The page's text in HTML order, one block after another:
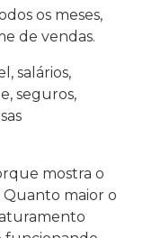
os meses,
de vendas.
salários,
seguros,
mostra o
maior o